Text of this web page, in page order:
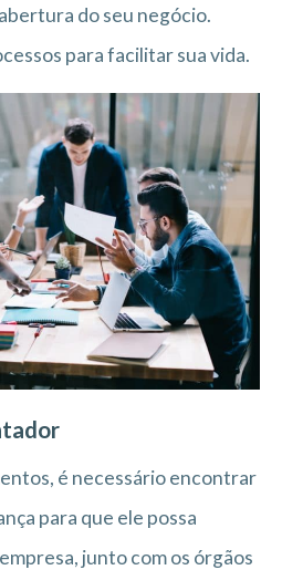
do seu negócio.
para facilitar sua vida.
é necessário encontrar
para que ele possa
junto com os órgãos